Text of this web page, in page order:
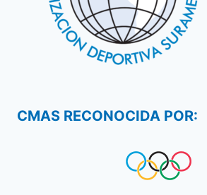
CMAS RECONOCIDA POR: